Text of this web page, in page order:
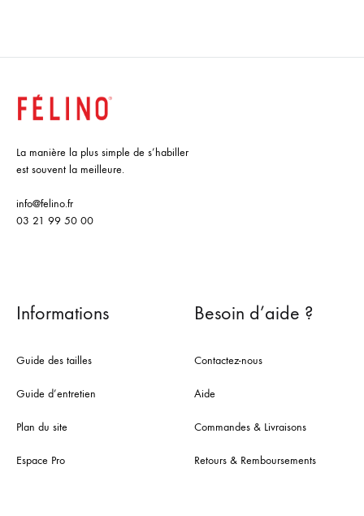
La manière la plus simple de s’habiller
est souvent la meilleure.
info@felino.fr
03 21 99 50 00
Informations
Guide des tailles
Guide d’entretien
Plan du site
Espace Pro
Besoin d’aide ?
Contactez-nous
Aide
Commandes & Livraisons
Retours & Remboursements